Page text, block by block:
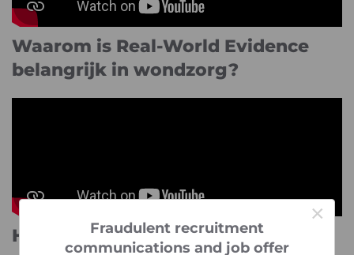
Waarom is Real-World Evidence
belangrijk in wondzorg?
Hoe brengt u Flaminal®aan in een
×
Fraudulent recruitment
communications and job offer